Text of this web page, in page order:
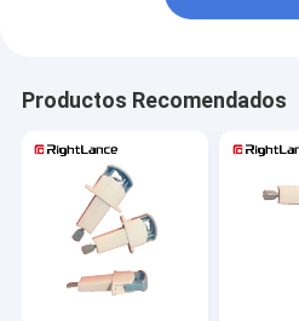
Productos Recomendados